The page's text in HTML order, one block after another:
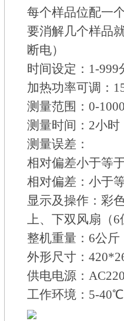
每个样品位配一
要消解几个样品
断电）
时间设定：1-999
加热功率可调：
测量范围：0-
测量时间：2小时
测量误差：
相对偏差小于等
相对偏差：小于
显示及操作：彩
上、下双风扇（
整机重量：6公斤
外形尺寸：
供电电源：
工作环境：5-